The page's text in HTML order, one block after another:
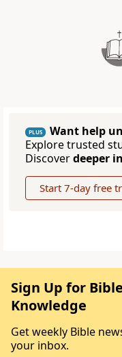
PLUS
Want help
Explore trusted
Discoverdeeper
Start 7-day free
Sign Up for
Knowledge
Get weekly Bible
your inbox.